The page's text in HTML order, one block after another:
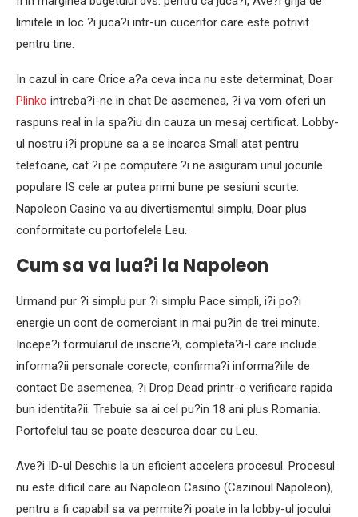
limitele in loc ?i juca?i intr-un cuceritor care este potrivit
pentru tine.
In cazul in care Orice a?a ceva inca nu este determinat, Doar
Plinko intreba?i-ne in chat De asemenea, ?i va vom oferi un
raspuns real in la spa?iu din cauza un mesaj certificat. Lobby-
ul nostru i?i propune sa a se incarca Small atat pentru
telefoane, cat ?i pe computere ?i ne asiguram unul jocurile
populare IS cele ar putea primi bune pe sesiuni scurte.
Napoleon Casino va au divertismentul simplu, Doar plus
conformitate cu portofelele Leu.
Cum sa va lua?i la Napoleon
Urmand pur ?i simplu pur ?i simplu Pace simpli, i?i po?i
energie un cont de comerciant in mai pu?in de trei minute.
Incepe?i formularul de inscrie?i, completa?i-l care include
informa?ii personale corecte, confirma?i informa?iile de
contact De asemenea, ?i Drop Dead printr-o verificare rapida
bun identita?ii. Trebuie sa ai cel pu?in 18 ani plus Romania.
Portofelul tau se poate descurca doar cu Leu.
Ave?i ID-ul Deschis la un eficient accelera procesul. Procesul
nu este dificil care au Napoleon Casino (Cazinoul Napoleon),
pentru a fi capabil sa va permite?i poate in la lobby-ul jocului